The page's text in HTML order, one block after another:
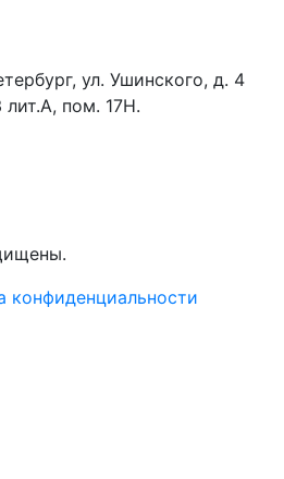
ул. Ушинского, д. 4
лит.А, пом. 17Н.
конфиденциальности